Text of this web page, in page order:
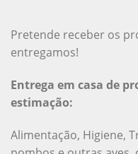
Pretende receber os
entregamos!
Entrega em casa de
estimação:
Alimentação, Higiene,